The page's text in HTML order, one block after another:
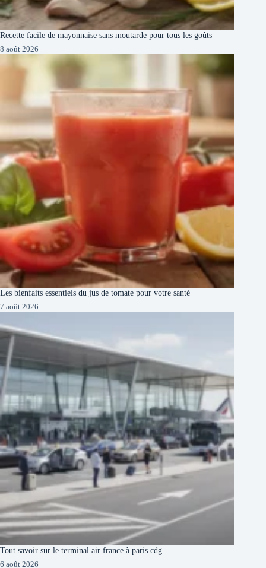
Recette facile de mayonnaise sans moutarde pour tous les goûts
8 août 2026
Les bienfaits essentiels du jus de tomate pour votre santé
7 août 2026
Tout savoir sur le terminal air france à paris cdg
6 août 2026